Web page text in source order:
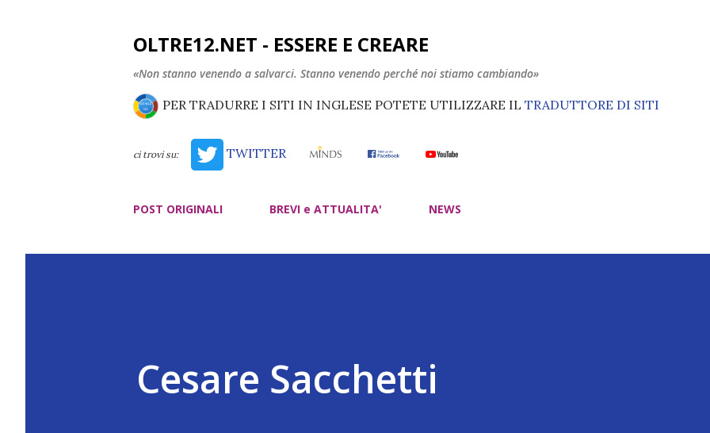
OLTRE12.NET - ESSERE E CREARE
«Non stanno venendo a salvarci. Stanno venendo perché noi stiamo cambiando»
PER TRADURRE I SITI IN INGLESE POTETE UTILIZZARE IL TRADUTTORE DI SITI
ci trovi su: TWITTER
POST ORIGINALI BREVI e ATTUALITA' NEWS
Cesare Sacchetti